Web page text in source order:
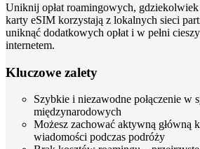
Uniknij opłat roamingowych,
karty eSIM korzystają z lokalnych sieci
uniknąć dodatkowych opłat i w pełni
internetem.
Kluczowe zalety
Szybkie i niezawodne połączenie w
międzynarodowych
Możesz zachować aktywną główną
wiadomości podczas podróży